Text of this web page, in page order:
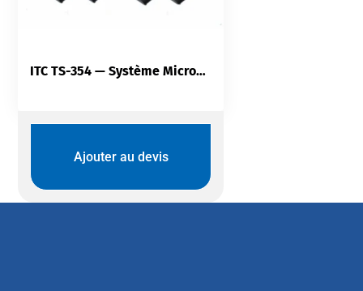
ITC TS-354 — Système Microphone Sans Fil UHF PLL | 600 Canaux | 640–857 MHz | Portée 50 m | Écran LCD | Sorties BNC
Ajouter au devis